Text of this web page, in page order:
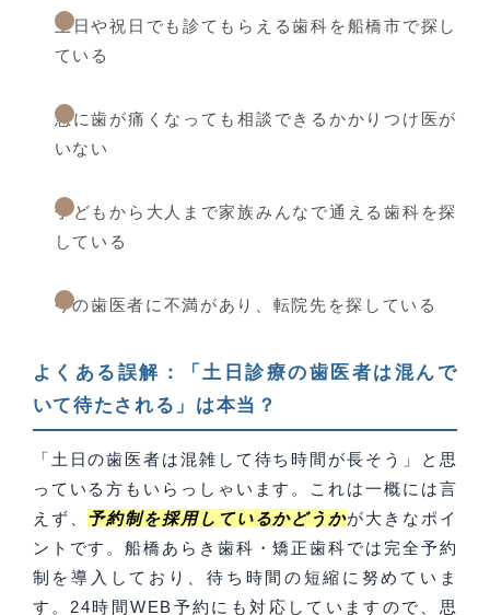
土日や祝日でも診てもらえる歯科を船橋市で探し
ている
急に歯が痛くなっても相談できるかかりつけ医が
いない
子どもから大人まで家族みんなで通える歯科を探
している
今の歯医者に不満があり、転院先を探している
よくある誤解：「土日診療の歯医者は混んで
いて待たされる」は本当？
「土日の歯医者は混雑して待ち時間が長そう」と思
っている方もいらっしゃいます。これは一概には言
えず、 予約制を採用しているかどうかが大きなポイ
ントです。船橋あらき歯科・矯正歯科では完全予約
制を導入しており、待ち時間の短縮に努めていま
す。24時間WEB予約にも対応していますので、思